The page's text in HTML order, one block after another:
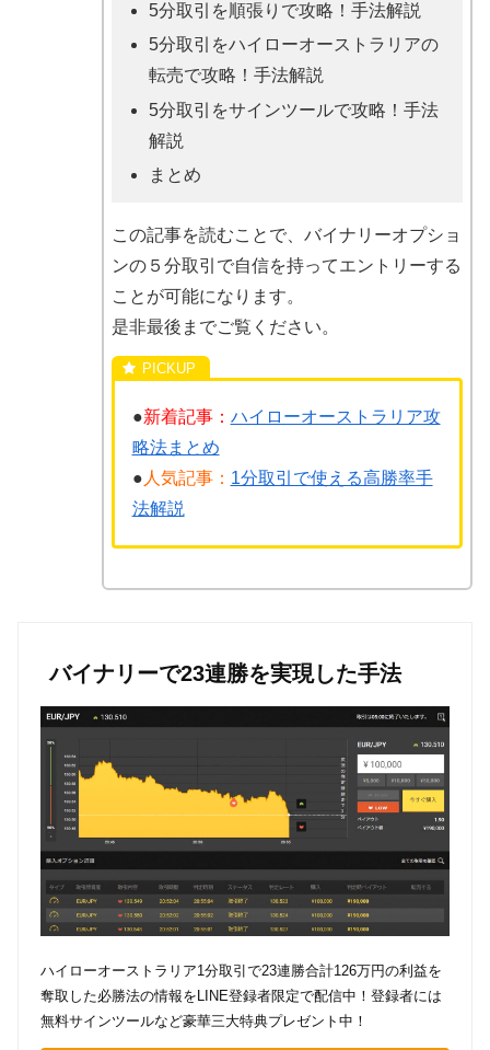
5分取引を順張りで攻略！手法解説
5分取引をハイローオーストラリアの
転売で攻略！手法解説
5分取引をサインツールで攻略！手法
解説
まとめ
この記事を読むことで、バイナリーオプショ
ンの５分取引で自信を持ってエントリーする
ことが可能になります。
是非最後までご覧ください。
●新着記事： ハイローオーストラリア攻
略法まとめ
● 人気記事： 1分取引で使える高勝率手
法解説
バイナリーで23連勝を実現した手法
ハイローオーストラリア1分取引で23連勝合計126万円の利益を
奪取した必勝法の情報をLINE登録者限定で配信中！登録者には
無料サインツールなど豪華三大特典プレゼント中！